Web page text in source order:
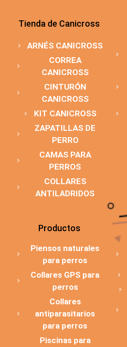
Tienda de Canicross
ARNÉS CANICROSS
CORREA
CANICROSS
CINTURÓN
CANICROSS
KIT CANICROSS
ZAPATILLAS DE
PERRO
CAMAS PARA
PERROS
COLLARES
ANTILADRIDOS
Productos
Piensos naturales
para perros
Collares GPS para
perros
Collares
antiparasitarios
para perros
Piscinas para